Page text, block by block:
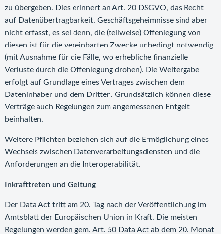
zu übergeben. Dies erinnert an Art. 20 DSGVO, das Recht
auf Datenübertragbarkeit. Geschäftsgeheimnisse sind aber
nicht erfasst, es sei denn, die (teilweise) Offenlegung von
diesen ist für die vereinbarten Zwecke unbedingt notwendig
(mit Ausnahme für die Fälle, wo erhebliche finanzielle
Verluste durch die Offenlegung drohen). Die Weitergabe
erfolgt auf Grundlage eines Vertrages zwischen dem
Dateninhaber und dem Dritten. Grundsätzlich können diese
Verträge auch Regelungen zum angemessenen Entgelt
beinhalten.
Weitere Pflichten beziehen sich auf die Ermöglichung eines
Wechsels zwischen Datenverarbeitungsdiensten und die
Anforderungen an die Interoperabilität.
Inkrafttreten und Geltung
Der Data Act tritt am 20. Tag nach der Veröffentlichung im
Amtsblatt der Europäischen Union in Kraft. Die meisten
Regelungen werden gem. Art. 50 Data Act ab dem 20. Monat